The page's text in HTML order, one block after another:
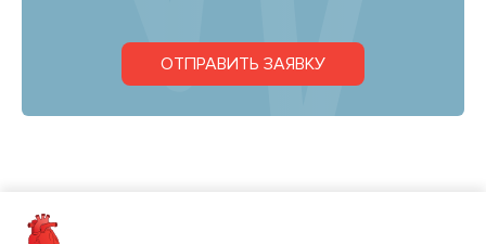
ОТПРАВИТЬ ЗАЯВКУ